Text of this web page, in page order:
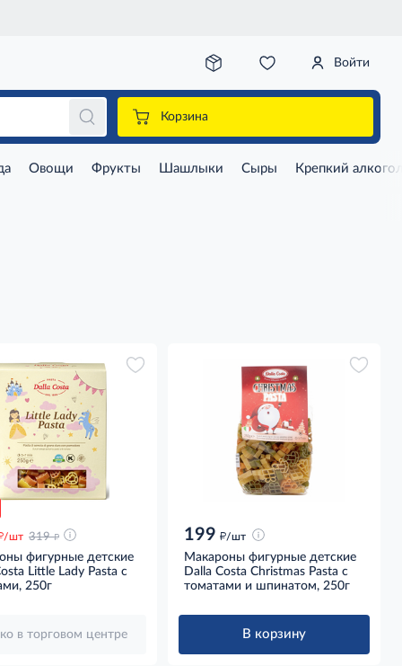
Войти
Корзина
Овощи Фрукты Шашлыки Сыры Крепкий
/шт 319 д
фигурные детские
Little Lady Pasta с
250г
в торговом центре
199 д/шт
Макароны фигурные детские
Dalla Costa Christmas Pasta с
томатами и шпинатом, 250г
В корзину